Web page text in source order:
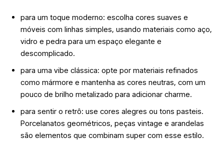
para um toque moderno: escolha cores suaves e
móveis com linhas simples, usando materiais como aço,
vidro e pedra para um espaço elegante e
descomplicado.
para uma vibe clássica: opte por materiais refinados
como mármore e mantenha as cores neutras, com um
pouco de brilho metalizado para adicionar charme.
para sentir o retrô: use cores alegres ou tons pasteis.
Porcelanatos geométricos, peças vintage e arandelas
são elementos que combinam super com esse estilo.